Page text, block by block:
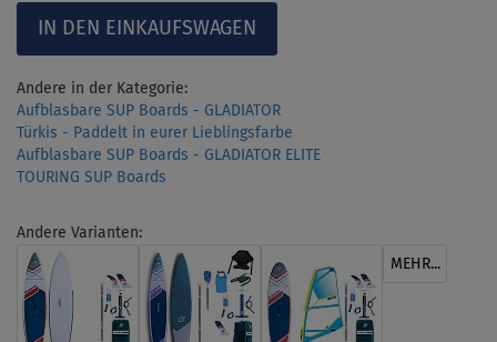
Andere in der Kategorie:
Aufblasbare SUP Boards - GLADIATOR
Türkis - Paddelt in eurer Lieblingsfarbe
Aufblasbare SUP Boards - GLADIATOR ELITE
TOURING SUP Boards
Andere Varianten:
MEHR...